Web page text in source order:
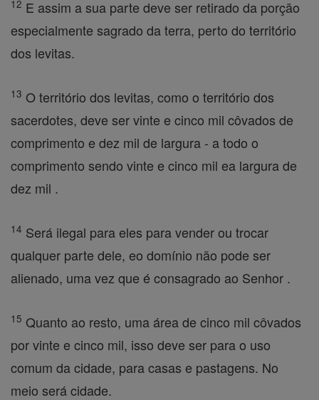
12 E assim a sua parte deve ser retirado da porção
especialmente sagrado da terra, perto do território
dos levitas.
13 O território dos levitas, como o território dos
sacerdotes, deve ser vinte e cinco mil côvados de
comprimento e dez mil de largura - a todo o
comprimento sendo vinte e cinco mil ea largura de
dez mil .
14 Será ilegal para eles para vender ou trocar
qualquer parte dele, eo domínio não pode ser
alienado, uma vez que é consagrado ao Senhor .
15 Quanto ao resto, uma área de cinco mil côvados
por vinte e cinco mil, isso deve ser para o uso
comum da cidade, para casas e pastagens. No
meio será cidade.